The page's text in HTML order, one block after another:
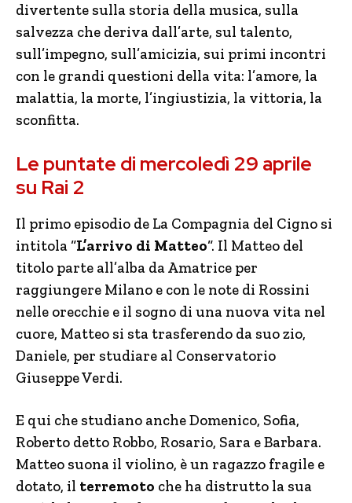
divertente sulla storia della musica, sulla
salvezza che deriva dall’arte, sul talento,
sull’impegno, sull’amicizia, sui primi incontri
con le grandi questioni della vita: l’amore, la
malattia, la morte, l’ingiustizia, la vittoria, la
sconfitta.
Le puntate di mercoledì 29 aprile
su Rai 2
Il primo episodio de La Compagnia del Cigno si
intitola “L’arrivo di Matteo“. Il Matteo del
titolo parte all’alba da Amatrice per
raggiungere Milano e con le note di Rossini
nelle orecchie e il sogno di una nuova vita nel
cuore, Matteo si sta trasferendo da suo zio,
Daniele, per studiare al Conservatorio
Giuseppe Verdi.
E qui che studiano anche Domenico, Sofia,
Roberto detto Robbo, Rosario, Sara e Barbara.
Matteo suona il violino, è un ragazzo fragile e
dotato, il terremoto che ha distrutto la sua